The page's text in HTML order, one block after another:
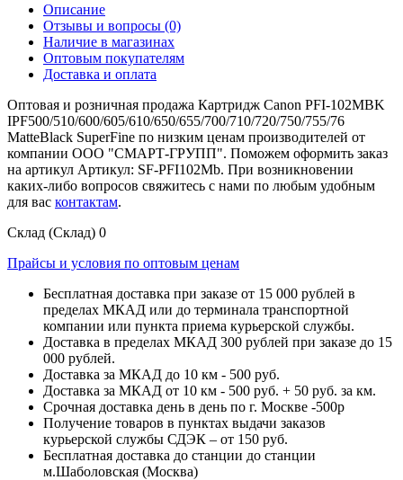
Описание
Отзывы и вопросы (0)
Наличие в магазинах
Оптовым покупателям
Доставка и оплата
Оптовая и розничная продажа Картридж Canon PFI-102MBK
IPF500/510/600/605/610/650/655/700/710/720/750/755/76
MatteBlack SuperFine по низким ценам производителей от
компании ООО "СМАРТ-ГРУПП". Поможем оформить заказ
на артикул Артикул: SF-PFI102Mb. При возникновении
каких-либо вопросов свяжитесь с нами по любым удобным
для вас контактам.
Склад (Склад) 0
Прайсы и условия по оптовым ценам
Бесплатная доставка при заказе от 15 000 рублей в
пределах МКАД или до терминала транспортной
компании или пункта приема курьерской службы.
Доставка в пределах МКАД 300 рублей при заказе до 15
000 рублей.
Доставка за МКАД до 10 км - 500 руб.
Доставка за МКАД от 10 км - 500 руб. + 50 руб. за км.
Срочная доставка день в день по г. Москве -500р
Получение товаров в пунктах выдачи заказов
курьерской службы СДЭК – от 150 руб.
Бесплатная доставка до станции до станции
м.Шаболовская (Москва)